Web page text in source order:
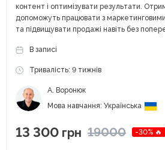
контент і оптимізувати результати.
допоможуть працювати з
та підвищувати продажі навіть без
В записі
Тривалість: 9 тижнів
А. Воронюк
Мова навчання: Українська
13 300 грн 19000 -30% 🔥